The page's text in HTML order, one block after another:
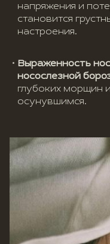
напряжения и
становится
настроения.
Выраженность
носослезной
глубоких морщин
осунувшимся.